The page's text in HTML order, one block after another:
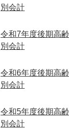
別会計
令和7年度後期高
別会計
令和6年度後期高
別会計
令和5年度後期高
別会計